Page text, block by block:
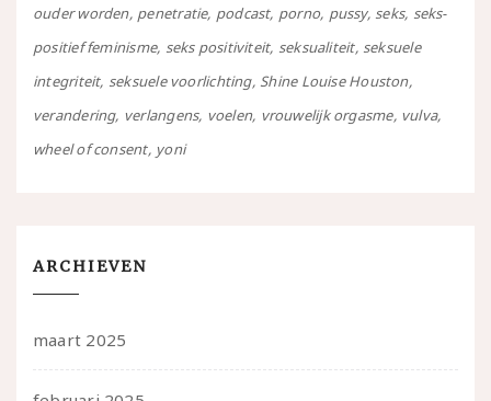
ouder worden penetratie podcast porno pussy seks seks-
positief feminisme seks positiviteit seksualiteit seksuele
integriteit seksuele voorlichting Shine Louise Houston
verandering verlangens voelen vrouwelijk orgasme vulva
wheel of consent yoni
ARCHIEVEN
maart 2025